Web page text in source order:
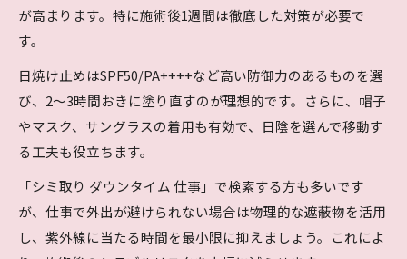
が高まります。特に施術後1週間は徹底した対策が必要で
す。
日焼け止めはSPF50/PA++++など高い防御力のあるものを選
び、2～3時間おきに塗り直すのが理想的です。さらに、帽子
やマスク、サングラスの着用も有効で、日陰を選んで移動す
る工夫も役立ちます。
「シミ取り ダウンタイム 仕事」で検索する方も多いです
が、仕事で外出が避けられない場合は物理的な遮蔽物を活用
し、紫外線に当たる時間を最小限に抑えましょう。これによ